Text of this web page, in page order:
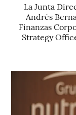
La Junta
Andrés
Finanzas
Strategy